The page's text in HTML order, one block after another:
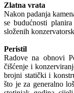
Zlatna vrata
Nakon padanja
se budućnosti
složenih
Peristil
Radove na obnovi
čišćenje i
brojni statički i
što je za generalno